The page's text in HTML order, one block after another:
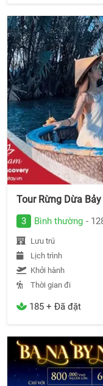
Tour Rừng Dừa
3 Bình thường -
Lưu trú
Lịch trình
Khởi hành
Thời gian đi
185 + Đã đặt